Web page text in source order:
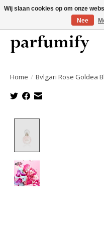
750+ Geuren | Gratis verzending |
Home / Bvlgari Rose Goldea
Wij slaan cookies op om onze
Nee